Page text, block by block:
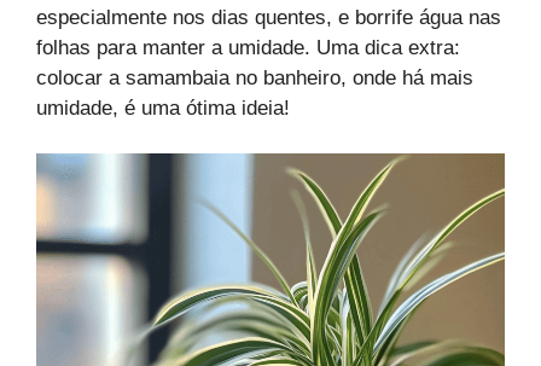
especialmente nos dias quentes, e borrife água nas
folhas para manter a umidade. Uma dica extra:
colocar a samambaia no banheiro, onde há mais
umidade, é uma ótima ideia!